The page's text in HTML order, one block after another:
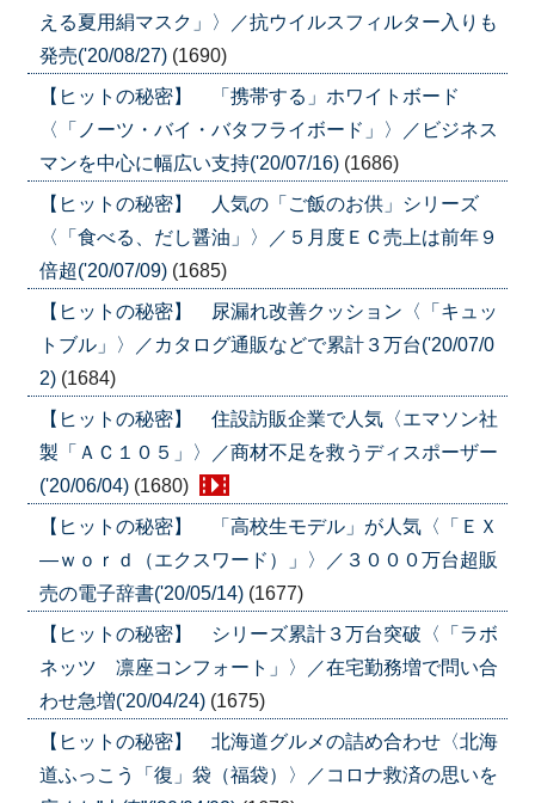
える夏用絹マスク」〉／抗ウイルスフィルター入りも
発売('20/08/27) (1690)
【ヒットの秘密】 「携帯する」ホワイトボード
〈「ノーツ・バイ・バタフライボード」〉／ビジネス
マンを中心に幅広い支持('20/07/16) (1686)
【ヒットの秘密】 人気の「ご飯のお供」シリーズ
〈「食べる、だし醤油」〉／５月度ＥＣ売上は前年９
倍超('20/07/09) (1685)
【ヒットの秘密】 尿漏れ改善クッション〈「キュッ
トブル」〉／カタログ通販などで累計３万台('20/07/0
2) (1684)
【ヒットの秘密】 住設訪販企業で人気〈エマソン社
製「ＡＣ１０５」〉／商材不足を救うディスポーザー
('20/06/04) (1680)
【ヒットの秘密】 「高校生モデル」が人気〈「ＥＸ
―ｗｏｒｄ（エクスワード）」〉／３０００万台超販
売の電子辞書('20/05/14) (1677)
【ヒットの秘密】 シリーズ累計３万台突破〈「ラボ
ネッツ 凛座コンフォート」〉／在宅勤務増で問い合
わせ急増('20/04/24) (1675)
【ヒットの秘密】 北海道グルメの詰め合わせ〈北海
道ふっこう「復」袋（福袋）〉／コロナ救済の思いを